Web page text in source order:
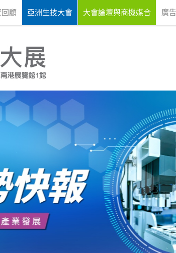
回顧 亞洲生技大會 大會論壇與商機媒合 廣